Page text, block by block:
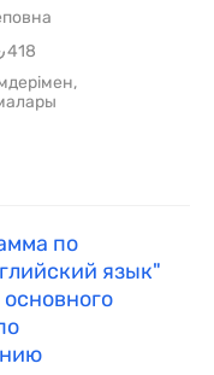
418
по
язык"